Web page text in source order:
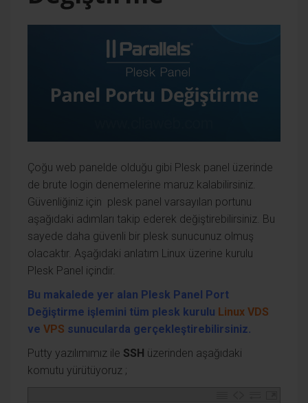
Çoğu web panelde olduğu gibi Plesk panel üzerinde
de brute login denemelerine maruz kalabilirsiniz.
Güvenliğiniz için plesk panel varsayılan portunu
aşağıdaki adımları takip ederek değiştirebilirsiniz. Bu
sayede daha güvenli bir plesk sunucunuz olmuş
olacaktır. Aşağıdaki anlatım Linux üzerine kurulu
Plesk Panel içindir.
Bu makalede yer alan Plesk Panel Port
Değiştirme işlemini tüm plesk kurulu Linux VDS
ve VPS sunucularda gerçekleştirebilirsiniz.
Putty yazılımımız ile SSH üzerinden aşağıdaki
komutu yürütüyoruz ;